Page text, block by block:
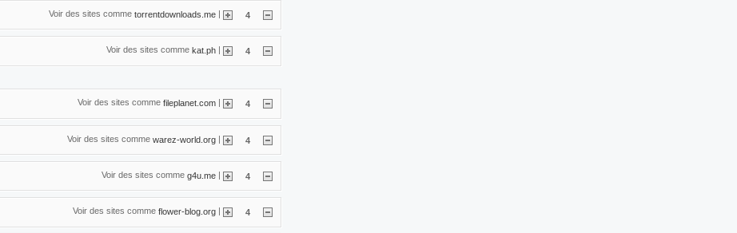
Voir des sites comme torrentdownloads.me | 4
Voir des sites comme kat.ph | 4
Voir des sites comme fileplanet.com 4
Voir des sites comme warez-world.org | 4
Voir des sites comme g4u.me | 4
Voir des sites comme flower-blog.org | 4